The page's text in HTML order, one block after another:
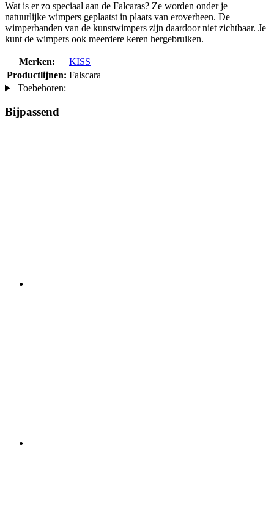
Wat is er zo speciaal aan de Falcaras? Ze worden onder je
natuurlijke wimpers geplaatst in plaats van eroverheen. De
wimperbanden van de kunstwimpers zijn daardoor niet zichtbaar. Je
kunt de wimpers ook meerdere keren hergebruiken.
Merken:
KISS
Productlijnen: Falscara
Toebehoren:
Bijpassend